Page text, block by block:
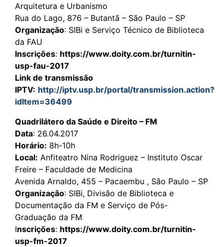
Arquitetura e Urbanismo
Rua do Lago, 876 – Butantã – São Paulo – SP
Organização: SIBi e Serviço Técnico de Biblioteca
da FAU
Inscrições: https://www.doity.com.br/turnitin-
usp-fau-2017
Link de transmissão
IPTV: http://iptv.usp.br/portal/transmission.action?
idItem=36499
Quadrilátero da Saúde e Direito – FM
Data: 26.04.2017
Horário: 8h-10h
Local: Anfiteatro Nina Rodriguez – Instituto Oscar
Freire – Faculdade de Medicina
Avenida Arnaldo, 455 – Pacaembu , São Paulo – SP
Organização: SIBi, Divisão de Biblioteca e
Documentação da FM e Serviço de Pós-
Graduação da FM
Inscrições: https://www.doity.com.br/turnitin-
usp-fm-2017